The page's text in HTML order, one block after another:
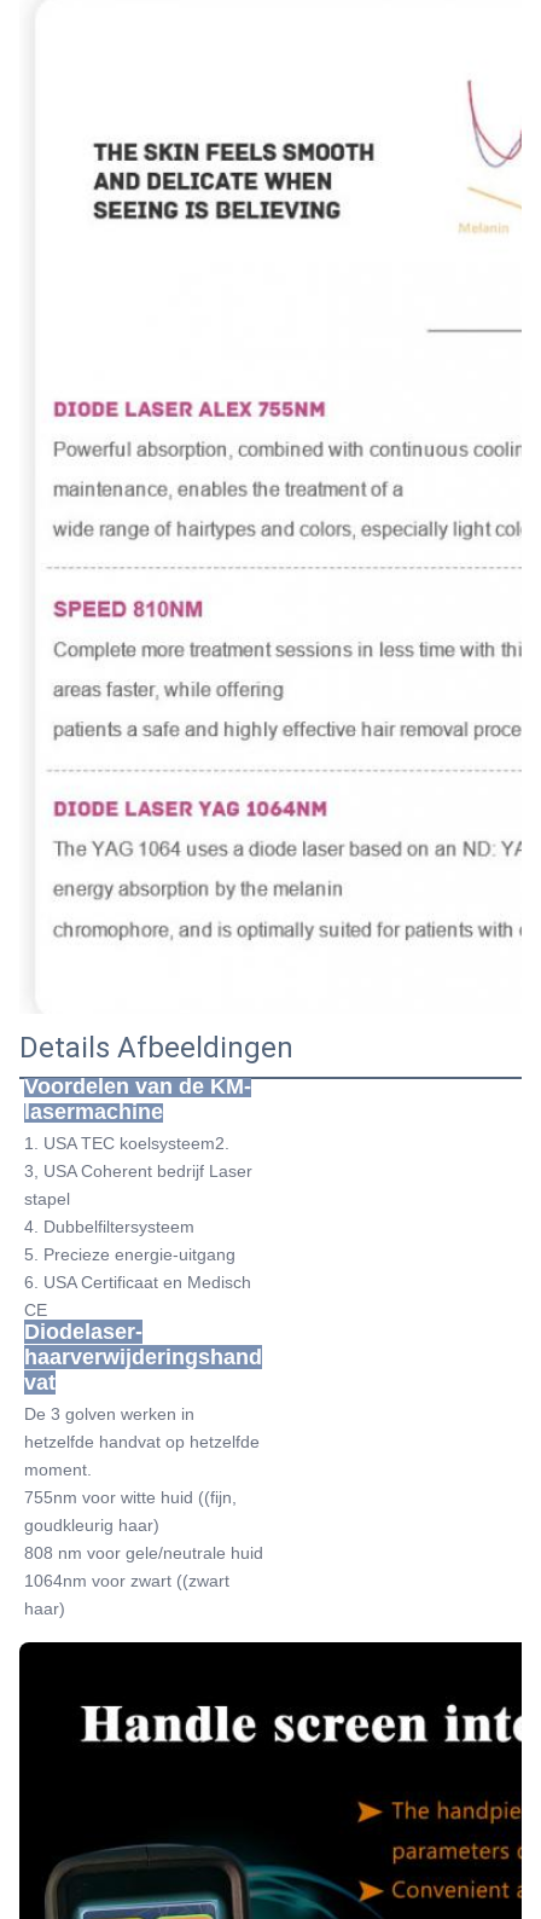
Details Afbeeldingen
Voordelen van de KM-
lasermachine
1. USA TEC koelsysteem2.
3, USA Coherent bedrijf Laser
stapel
4. Dubbelfiltersysteem
5. Precieze energie-uitgang
6. USA Certificaat en Medisch
CE
Diodelaser-
haarverwijderingshand
vat
De 3 golven werken in
hetzelfde handvat op hetzelfde
moment.
755nm voor witte huid ((fijn,
goudkleurig haar)
808 nm voor gele/neutrale huid
1064nm voor zwart ((zwart
haar)